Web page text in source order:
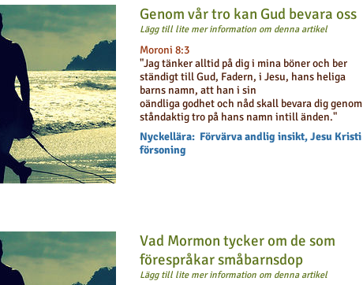
Genom vår tro kan Gud bevara oss
Lägg till lite mer information om denna artikel
Moroni 8:3
"Jag tänker alltid på dig i mina böner och ber
ständigt till Gud, Fadern, i Jesu, hans heliga
barns namn, att han i sin
oändliga godhet och nåd skall bevara dig genom
ståndaktig tro på hans namn intill änden."
Nyckellära: Förvärva andlig insikt, Jesu Kristi
försoning
Vad Mormon tycker om de som
förespråkar småbarnsdop
Lägg till lite mer information om denna artikel